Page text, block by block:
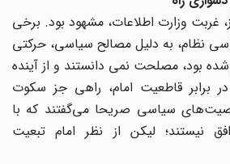
وزارت اطلاعات، مشهود بود. برخی
نظام، به دلیل مصالح سیاسی، حرکتی
شده بود، مصلحت نمی دانستند و از آینده
برابر قاطعیت امام، راهی جز سکوت
سیاسی صریحا می‌گفتند که با
نیستند؛ لیکن از نظر امام تبعیت